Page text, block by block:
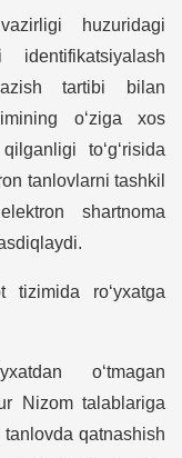
huzuridagi
identifikatsiyalash
tartibi bilan
o‘ziga xos
to‘g‘risida
tanlovlarni tashkil
shartnoma
tizimida ro‘yxatga
o‘tmagan
Nizom talablariga
qatnashish